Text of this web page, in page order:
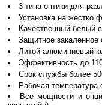
3 типа оптики для
Установка на жестко
Качественный белый
Защитное закаленное
Литой алюминиевый
Эффективность до
Срок службы более
Рабочая температура
Все мощности и